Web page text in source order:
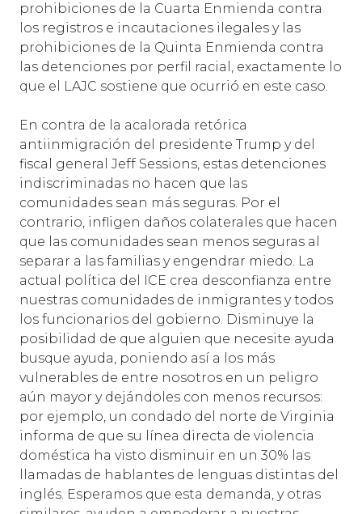
prohibiciones de la Cuarta Enmienda contra
los registros e incautaciones ilegales y las
prohibiciones de la Quinta Enmienda contra
las detenciones por perfil racial, exactamente lo
que el LAJC sostiene que ocurrió en este caso.
En contra de la acalorada retórica
antiinmigración del presidente Trump y del
fiscal general Jeff Sessions, estas detenciones
indiscriminadas no hacen que las
comunidades sean más seguras. Por el
contrario, infligen daños colaterales que hacen
que las comunidades sean menos seguras al
separar a las familias y engendrar miedo. La
actual política del ICE crea desconfianza entre
nuestras comunidades de inmigrantes y todos
los funcionarios del gobierno. Disminuye la
posibilidad de que alguien que necesite ayuda
busque ayuda, poniendo así a los más
vulnerables de entre nosotros en un peligro
aún mayor y dejándoles con menos recursos:
por ejemplo, un condado del norte de Virginia
informa de que su línea directa de violencia
doméstica ha visto disminuir en un 30% las
llamadas de hablantes de lenguas distintas del
inglés. Esperamos que esta demanda, y otras